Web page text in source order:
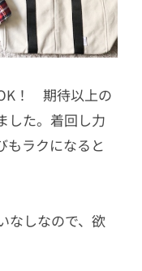
！ 期待以上の
した。着回し力
もラクになると
なしなので、欲